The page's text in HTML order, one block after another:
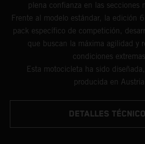
plena confianza en las secciones
Frente al modelo estándar, la edición
pack específico de competición,
que buscan la máxima agilidad y
condiciones
Esta motocicleta ha sido
producida en
DETALLES